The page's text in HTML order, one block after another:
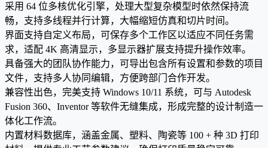
采用 64 位多核优化引擎，处理大型复杂模型时依然保持流
畅，支持多线程并行计算，大幅缩短仿真和切片时间。
界面支持自定义布局，可保存多个工作区以适应不同任务需
求，适配 4K 高清显示，多显示器扩展支持提升操作效率。
具备强大的团队协作能力，可导出包含所有设置和参数的项目
文件，支持多人协同编辑，方便跨部门合作开发。
兼容性出色，完美支持 Windows 10/11 系统，可与 Autodesk
Fusion 360、Inventor 等软件无缝集成，形成完整的设计制造一
体化工作流。
内置材料数据库，涵盖金属、塑料、陶瓷等 100 + 种 3D 打印